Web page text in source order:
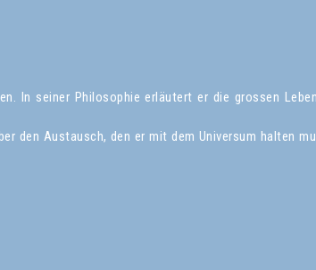
In seiner Philosophie erläutert er die grossen
den Austausch, den er mit dem Universum halten